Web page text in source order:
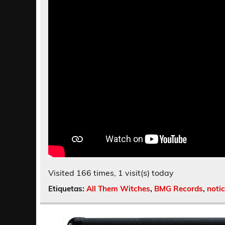
Visited 166 times, 1 visit(s) today
Etiquetas: All Them Witches, BMG Records,